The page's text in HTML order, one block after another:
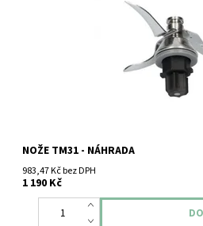
NOŽE TM31 - NÁHRADA
983,47 Kč bez DPH
1 190 Kč